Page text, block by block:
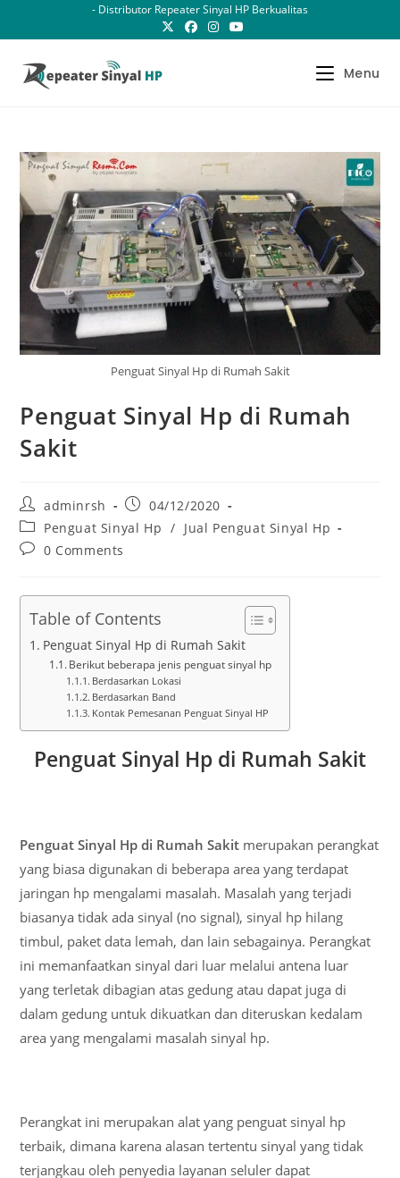
- Distributor Repeater Sinyal HP Berkualitas
Menu
Penguat Sinyal Hp di Rumah Sakit
Penguat Sinyal Hp di Rumah
Sakit
Post
author:
adminrsh
Post
published:
04/12/2020
Post
category:
Penguat Sinyal Hp / Jual Penguat Sinyal Hp
Post0 Comments
Table of Contents
Penguat Sinyal Hp di Rumah Sakit
Berikut beberapa jenis penguat sinyal hp
Berdasarkan Lokasi
Berdasarkan Band
Kontak Pemesanan Penguat Sinyal HP
Penguat Sinyal Hp di Rumah Sakit
Penguat Sinyal Hp di Rumah Sakit merupakan perangkat
yang biasa digunakan di beberapa area yang terdapat
jaringan hp mengalami masalah. Masalah yang terjadi
biasanya tidak ada sinyal (no signal), sinyal hp hilang
timbul, paket data lemah, dan lain sebagainya. Perangkat
ini memanfaatkan sinyal dari luar melalui antena luar
yang terletak dibagian atas gedung atau dapat juga di
dalam gedung untuk dikuatkan dan diteruskan kedalam
area yang mengalami masalah sinyal hp.
Perangkat ini merupakan alat yang penguat sinyal hp
terbaik, dimana karena alasan tertentu sinyal yang tidak
terjangkau oleh penyedia layanan seluler dapat